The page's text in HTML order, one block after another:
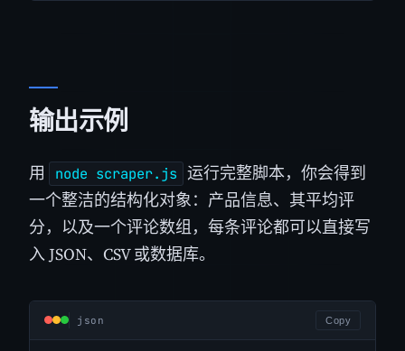
输出示例
用 node scraper.js 运行完整脚本，你会得到
一个整洁的结构化对象：产品信息、其平均评
分，以及一个评论数组，每条评论都可以直接写
入 JSON、CSV 或数据库。
json Copy